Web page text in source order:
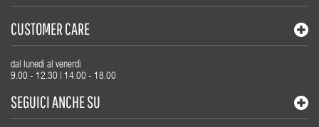
CUSTOMER CARE
dal lunedì al venerdì
9.00 - 12.30 | 14.00 - 18.00
SEGUICI ANCHE SU